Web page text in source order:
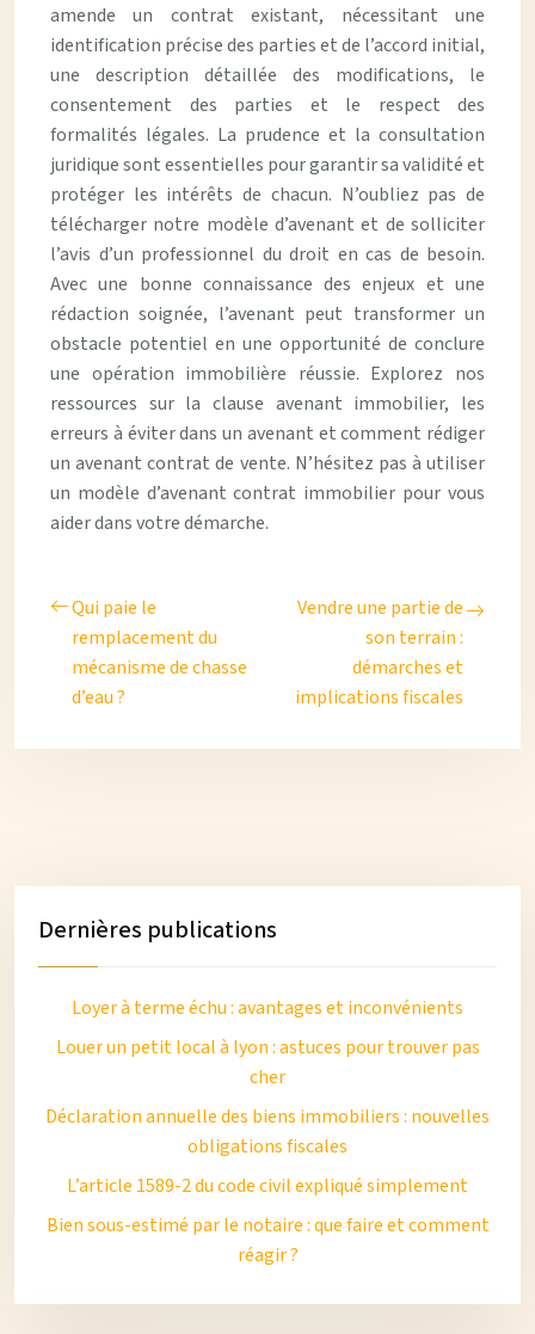
amende un contrat existant, nécessitant une
identification précise des parties et de l’accord initial,
une description détaillée des modifications, le
consentement des parties et le respect des
formalités légales. La prudence et la consultation
juridique sont essentielles pour garantir sa validité et
protéger les intérêts de chacun. N’oubliez pas de
télécharger notre modèle d’avenant et de solliciter
l’avis d’un professionnel du droit en cas de besoin.
Avec une bonne connaissance des enjeux et une
rédaction soignée, l’avenant peut transformer un
obstacle potentiel en une opportunité de conclure
une opération immobilière réussie. Explorez nos
ressources sur la clause avenant immobilier, les
erreurs à éviter dans un avenant et comment rédiger
un avenant contrat de vente. N’hésitez pas à utiliser
un modèle d’avenant contrat immobilier pour vous
aider dans votre démarche.
Qui paie le
remplacement du
mécanisme de chasse
d’eau ?
Vendre une partie de
son terrain :
démarches et
implications fiscales
Dernières publications
Loyer à terme échu : avantages et inconvénients
Louer un petit local à lyon : astuces pour trouver pas
cher
Déclaration annuelle des biens immobiliers : nouvelles
obligations fiscales
L’article 1589-2 du code civil expliqué simplement
Bien sous-estimé par le notaire : que faire et comment
réagir ?